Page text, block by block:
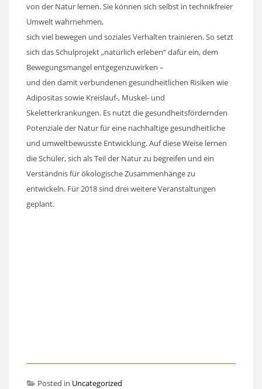
von der Natur lernen. Sie können sich selbst in technikfreier
Umwelt wahrnehmen,
sich viel bewegen und soziales Verhalten trainieren. So setzt
sich das Schulprojekt „natürlich erleben“ dafür ein, dem
Bewegungsmangel entgegenzuwirken –
und den damit verbundenen gesundheitlichen Risiken wie
Adipositas sowie Kreislauf-, Muskel- und
Skeletterkrankungen. Es nutzt die gesundheitsfördernden
Potenziale der Natur für eine nachhaltige gesundheitliche
und umweltbewusste Entwicklung. Auf diese Weise lernen
die Schüler, sich als Teil der Natur zu begreifen und ein
Verständnis für ökologische Zusammenhänge zu
entwickeln. Für 2018 sind drei weitere Veranstaltungen
geplant.
Posted in Uncategorized